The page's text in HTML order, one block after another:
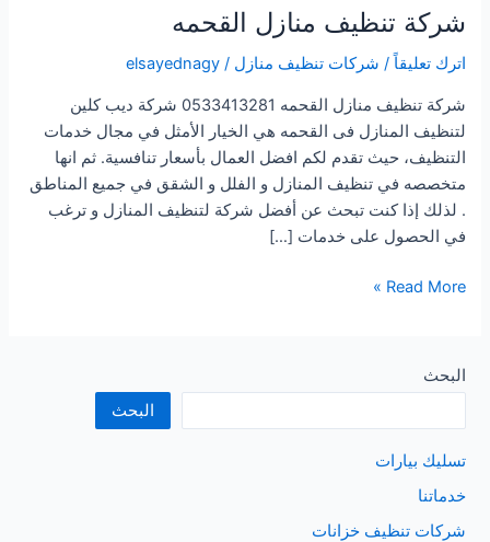
شركة تنظيف منازل القحمه
اترك تعليقاً / شركات تنظيف منازل /
elsayednagy
شركة تنظيف منازل القحمه 0533413281 شركة ديب كلين
لتنظيف المنازل فى القحمه هي الخيار الأمثل في مجال خدمات
التنظيف، حيث تقدم لكم افضل العمال بأسعار تنافسية. ثم انها
متخصصه في تنظيف المنازل و الفلل و الشقق في جميع المناطق
. لذلك إذا كنت تبحث عن أفضل شركة لتنظيف المنازل و ترغب
في الحصول على خدمات […]
شركة
القحمه
Read More »
البحث
البحث
تسليك بيارات
خدماتنا
شركات تنظيف خزانات